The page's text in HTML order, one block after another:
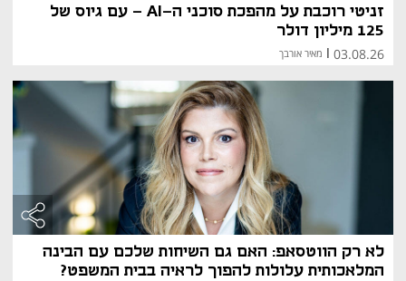
זניטי רוכבת על מהפכת סוכני ה-AI - עם גיוס של
125 מיליון דולר
03.08.26
| מאיר אורבך
לא רק הווטסאפ: האם גם השיחות שלכם עם הבינה
המלאכותית עלולות להפוך לראיה בבית המשפט?